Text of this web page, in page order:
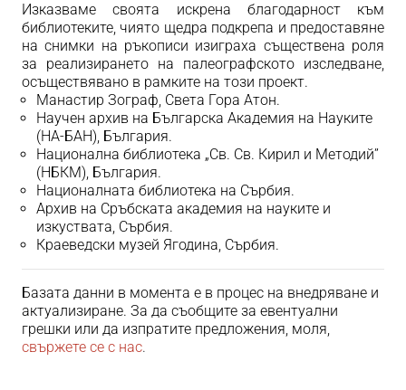
Изказваме своята искрена благодарност към
библиотеките, чиято щедра подкрепа и предоставяне
на снимки на ръкописи изиграха съществена роля
за реализирането на палеографското изследване,
осъществявано в рамките на този проект.
Манастир Зограф, Света Гора Атон.
Научен архив на Българска Академия на Науките
(НА-БАН), България.
Национална библиотека „Св. Св. Кирил и Методий”
(НБКМ), България.
Националната библиотека на Сърбия.
Архив на Сръбската академия на науките и
изкуствата, Сърбия.
Краеведски музей Ягодина, Сърбия.
Базата данни в момента е в процес на внедряване и
актуализиране. За да съобщите за евентуални
грешки или да изпратите предложения, моля,
свържете се с нас.